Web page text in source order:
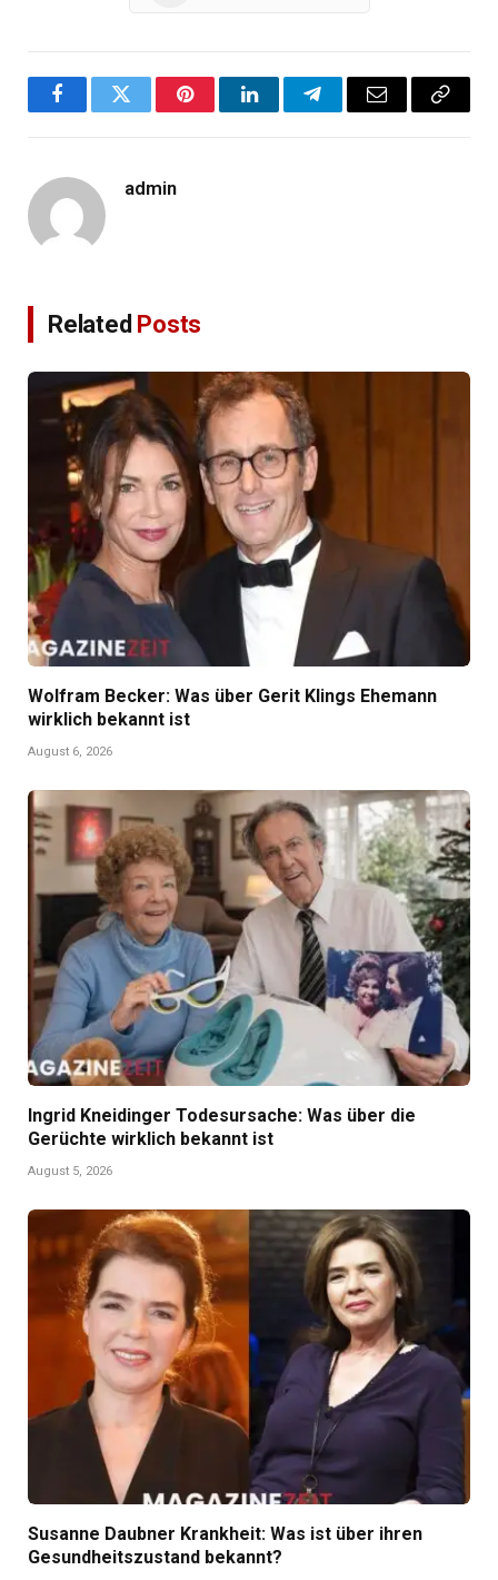
FacebookTwitter PinterestLinkedInTelegramEmail
Copy
admin
Related Posts
Wolfram Becker: Was über Gerit Klings Ehemann
wirklich bekannt ist
August 6, 2026
Ingrid Kneidinger Todesursache: Was über die
Gerüchte wirklich bekannt ist
August 5, 2026
Susanne Daubner Krankheit: Was ist über ihren
Gesundheitszustand bekannt?